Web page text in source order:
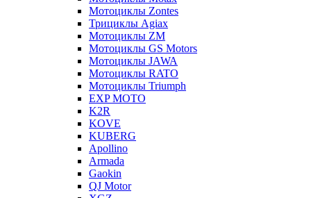
Мотоциклы Zontes
Трициклы Agiax
Мотоциклы ZM
Мотоциклы GS Motors
Мотоциклы JAWA
Мотоциклы RATO
Мотоциклы Triumph
EXP MOTO
K2R
KOVE
KUBERG
Apollino
Armada
Gaokin
QJ Motor